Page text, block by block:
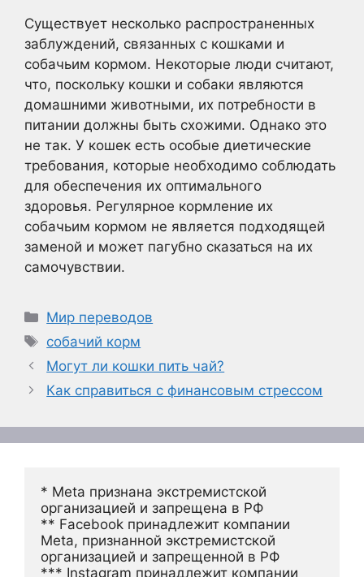
Существует несколько распространенных
заблуждений, связанных с кошками и
собачьим кормом. Некоторые люди считают,
что, поскольку кошки и собаки являются
домашними животными, их потребности в
питании должны быть схожими. Однако это
не так. У кошек есть особые диетические
требования, которые необходимо соблюдать
для обеспечения их оптимального
здоровья. Регулярное кормление их
собачьим кормом не является подходящей
заменой и может пагубно сказаться на их
самочувствии.
Рубрики
Мир переводов
Метки
собачий корм
Могут ли кошки пить чай?
Как справиться с финансовым стрессом
* Meta признана экстремистской
организацией и запрещена в РФ
** Facebook принадлежит компании
Meta, признанной экстремистской
организацией и запрещенной в РФ
*** Instagram принадлежит компании